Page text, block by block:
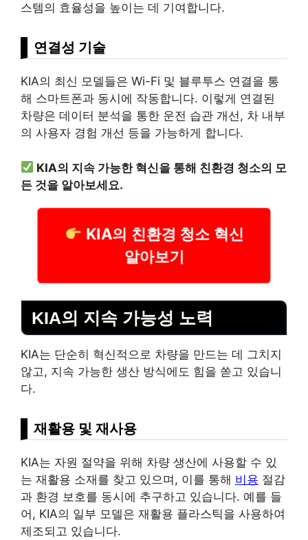
스템의 효율성을 높이는 데 기여합니다.
연결성 기술
KIA의 최신 모델들은 Wi-Fi 및 블루투스 연결을 통
해 스마트폰과 동시에 작동합니다. 이렇게 연결된
차량은 데이터 분석을 통한 운전 습관 개선, 차 내부
의 사용자 경험 개선 등을 가능하게 합니다.
KIA의 지속 가능한 혁신을 통해 친환경 청소의 모
든 것을 알아보세요.
KIA의 친환경 청소 혁신
알아보기
KIA의 지속 가능성 노력
KIA는 단순히 혁신적으로 차량을 만드는 데 그치지
않고, 지속 가능한 생산 방식에도 힘을 쏟고 있습니
다.
재활용 및 재사용
KIA는 자원 절약을 위해 차량 생산에 사용할 수 있
는 재활용 소재를 찾고 있으며, 이를 통해 비용 절감
과 환경 보호를 동시에 추구하고 있습니다. 예를 들
어, KIA의 일부 모델은 재활용 플라스틱을 사용하여
제조되고 있습니다.